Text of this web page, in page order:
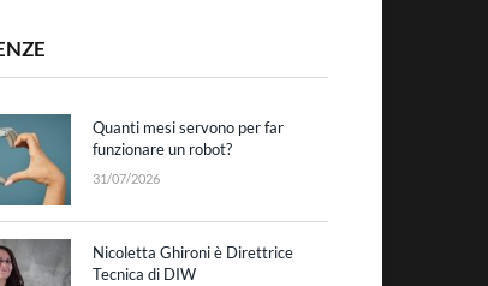
Quanti mesi servono per far
funzionare un robot?
31/07/2026
Nicoletta Ghironi è Direttrice
Tecnica di DIW